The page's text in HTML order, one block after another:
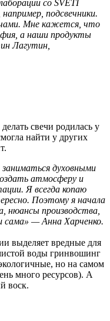
со SVETI
подсвечники.
Мне кажется, что
а наши продукты
Лагутин,
свечи родилась у
найти у других
духовными
атмосферу и
Я всегда копаю
Поэтому я начала
нюансы производства,
сама» — Анна Харченко.
выделяет вредные для
воды гринвошинг
но на самом
много ресурсов). А
воск.